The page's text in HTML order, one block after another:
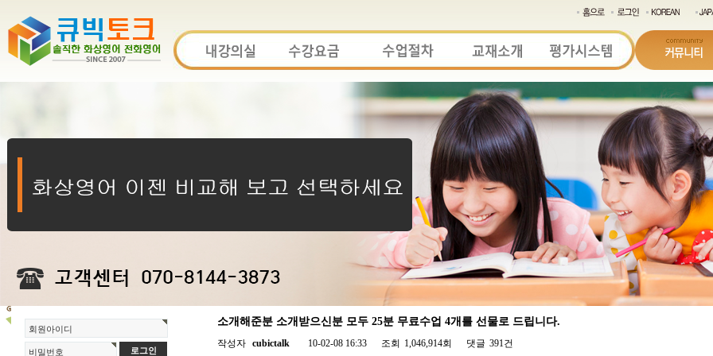
회원아이디
비밀번호
소개해준분 소개받으신분 모두 25분 무료수업 4개를 선물로 드립니다.
작성자 cubictalk 10-02-08 16:33 조회 1,046,914회 댓글 391건